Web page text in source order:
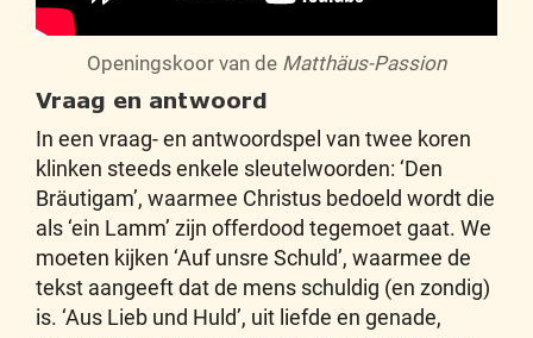
Openingskoor van de Matthäus-Passion
Vraag en antwoord
In een vraag- en antwoordspel van twee koren
klinken steeds enkele sleutelwoorden: ‘Den
Bräutigam’, waarmee Christus bedoeld wordt die
als ‘ein Lamm’ zijn offerdood tegemoet gaat. We
moeten kijken ‘Auf unsre Schuld’, waarmee de
tekst aangeeft dat de mens schuldig (en zondig)
is. ‘Aus Lieb und Huld’, uit liefde en genade,